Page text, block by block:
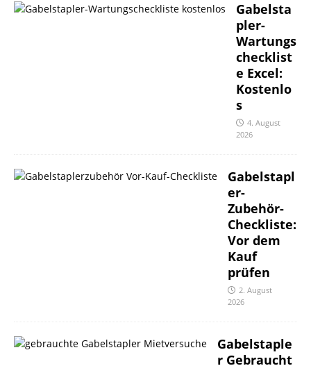
Gabelsta
pler-
Wartungs
checklist
e Excel:
Kostenlo
s
4. August
2026
Gabelstapl
er-
Zubehör-
Checkliste:
Vor dem
Kauf
prüfen
2. August
2026
Gabelstaple
r Gebraucht